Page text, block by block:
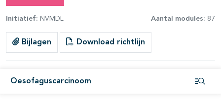
Initiatief: NVMDL Aantal modules: 87
Bijlagen Download richtlijn
Oesofaguscarcinoom
open- en dichtklappen
open- en dichtklappen
open- en dichtklappen